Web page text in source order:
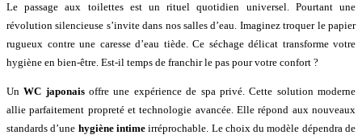
Le passage aux toilettes est un rituel quotidien universel. Pourtant une
révolution silencieuse s’invite dans nos salles d’eau. Imaginez troquer le papier
rugueux contre une caresse d’eau tiède. Ce séchage délicat transforme votre
hygiène en bien-être. Est-il temps de franchir le pas pour votre confort ?
UnWC japonaisoffre une expérience de spa privé. Cette solution moderne
allie parfaitement propreté et technologie avancée. Elle répond aux nouveaux
standards d’une hygiène intimeirréprochable. Le choix du modèle dépendra de